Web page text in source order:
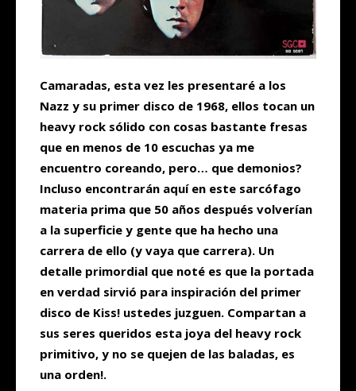
Camaradas, esta vez les presentaré a los
Nazz y su primer disco de 1968, ellos tocan un
heavy rock sólido con cosas bastante fresas
que en menos de 10 escuchas ya me
encuentro coreando, pero… que demonios?
Incluso encontrarán aquí en este sarcófago
materia prima que 50 años después volverían
a la superficie y gente que ha hecho una
carrera de ello (y vaya que carrera). Un
detalle primordial que noté es que la portada
en verdad sirvió para inspiración del primer
disco de Kiss! ustedes juzguen. Compartan a
sus seres queridos esta joya del heavy rock
primitivo, y no se quejen de las baladas, es
una orden!.